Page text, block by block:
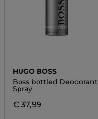
HUGO BOSS
Boss bottled Deodorant
Spray
€ 37,99